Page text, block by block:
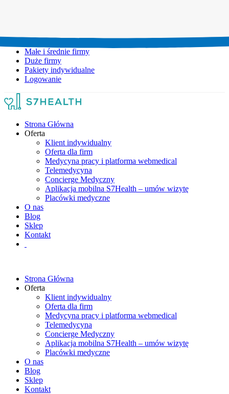
Małe i średnie firmy
Duże firmy
Pakiety indywidualne
Logowanie
Strona Główna
Oferta
Klient indywidualny
Oferta dla firm
Medycyna pracy i platforma webmedical
Telemedycyna
Concierge Medyczny
Aplikacja mobilna S7Health – umów wizytę
Placówki medyczne
O nas
Blog
Sklep
Kontakt
Strona Główna
Oferta
Klient indywidualny
Oferta dla firm
Medycyna pracy i platforma webmedical
Telemedycyna
Concierge Medyczny
Aplikacja mobilna S7Health – umów wizytę
Placówki medyczne
O nas
Blog
Sklep
Kontakt